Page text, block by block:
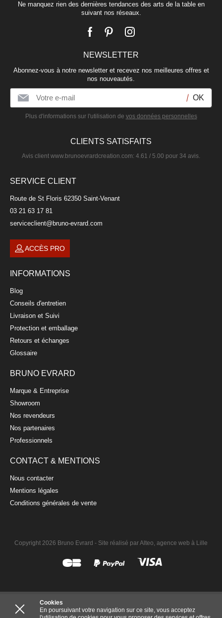
Plat ovale en porcelaine 39x27cm
DAYA DORE
60,00 €
Ne manquez rien des dernières tendances des arts de la table en
suivant nos réseaux.
NEWSLETTER
Abonnez-vous à notre newsletter et recevez nos meilleures offres et
nos nouveautés.
Plus d'informations sur l'utilisation de vos données personnelles
CLIENTS SATISFAITS
Avis client www.brunoevrardcreation.com: 4.61 / 5.00 pour 34 avis.
SERVICE CLIENT
Route de St Floris 62350 Saint-Venant
03 21 63 17 81
serviceclient@bruno-evrard.com
ACCÈS PRO
INFORMATIONS
Blog
Conseils d'entretien
Livraison et Suivi
Protection et emballage
Retours et échanges
Glossaire
BRUNO EVRARD
Marque & Entreprise
Showroom
Nos revendeurs
Nos partenaires
Professionnels
CONTACT & MENTIONS
Nous contacter
Mentions légales
Conditions générales de vente
Copyright 2026 Bruno Evrard - Site réalisé par Alteo, agence web à Lille
Cookies
En poursuivant votre navigation sur ce site, vous acceptez